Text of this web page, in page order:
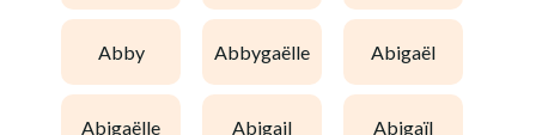
abby abbygaëlle abigaël
abigaëlle abigail abigaïl